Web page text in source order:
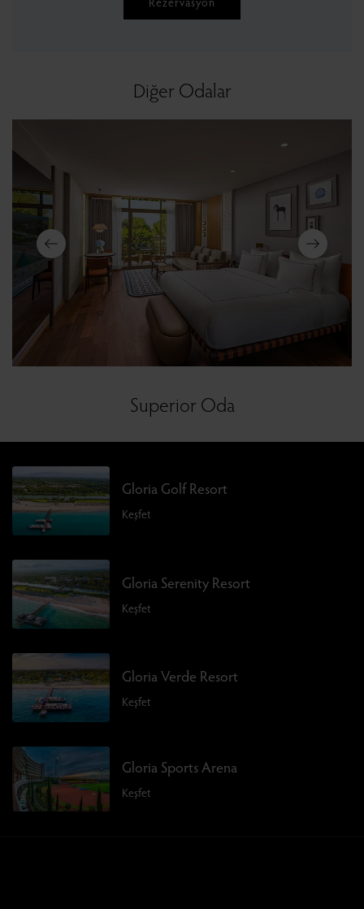
Diğer Odalar
Superior Oda
Gloria Golf Resort
Keşfet
Gloria Serenity Resort
Keşfet
Gloria Verde Resort
Keşfet
Gloria Sports Arena
Keşfet